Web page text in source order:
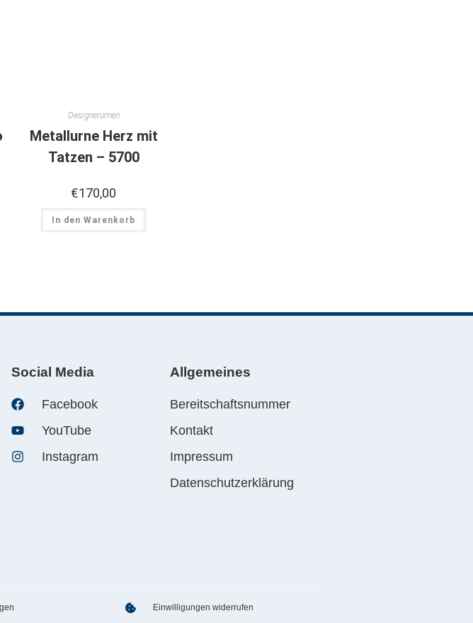
Designerurnen
Metallurne Herz mit
Tatzen – 5700
€170,00
In den Warenkorb
Social Media
Facebook
YouTube
Instagram
Allgemeines
Bereitschaftsnummer
Kontakt
Impressum
Datenschutzerklärung
Einwilligungen widerrufen